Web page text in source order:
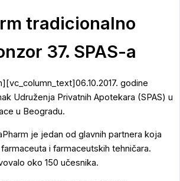
tradicionalno
37. SPAS-a
godine
Udruženja Privatnih Apotekara (SPAS) u
u Beogradu.
je jedan od glavnih partnera koja
i farmaceutskih tehničara.
oko 150 učesnika.